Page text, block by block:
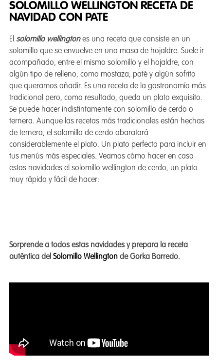
SOLOMILLO WELLINGTON RECETA DE
NAVIDAD CON PATE
El solomillo wellingtones una receta que consiste en un
solomillo que se envuelve en una masa de hojaldre. Suele ir
acompañado, entre el mismo solomillo y el hojaldre, con
algún tipo de relleno, como mostaza, paté y algún sofrito
que queramos añadir. Es una receta de la gastronomía más
tradicional pero, como resultado, queda un plato exquisito.
Se puede hacer indistintamente con solomillo de cerdo o
ternera. Aunque las recetas más tradicionales están hechas
de ternera, el solomillo de cerdo abaratará
considerablemente el plato. Un plato perfecto para incluir en
tus menús más especiales. Veamos cómo hacer en casa
estas navidades el solomillo wellington de cerdo, un plato
muy rápido y fácil de hacer:
Sorprende a todos estas navidades y prepara la receta
auténtica del Solomillo Wellingtonde Gorka Barredo.